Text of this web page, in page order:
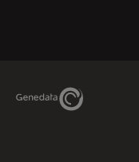
Genedata Link